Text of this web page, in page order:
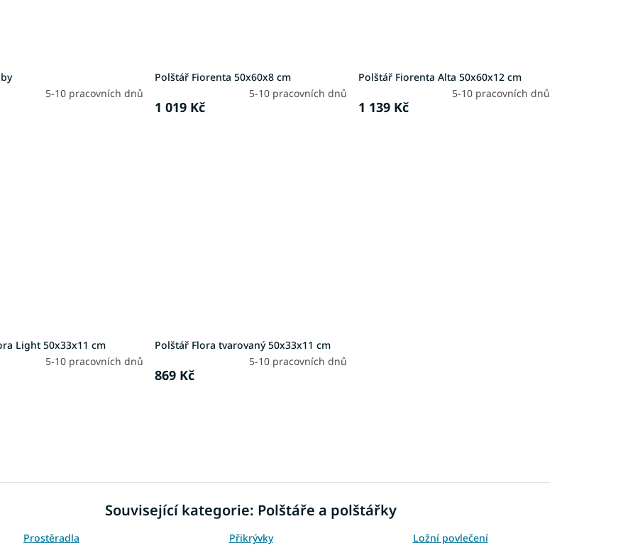
5-10 pracovních dnů
Polštář Fiorenta 50x60x8 cm
5-10 pracovních dnů
1 019 Kč
Polštář Fiorenta Alta 50x60x12 cm
5-10 pracovních dnů
1 139 Kč
Light 50x33x11 cm
5-10 pracovních dnů
Polštář Flora tvarovaný 50x33x11 cm
5-10 pracovních dnů
869 Kč
á
a
í
Související kategorie: Polštáře a polštářky
Prostěradla Přikrývky Ložní povlečení